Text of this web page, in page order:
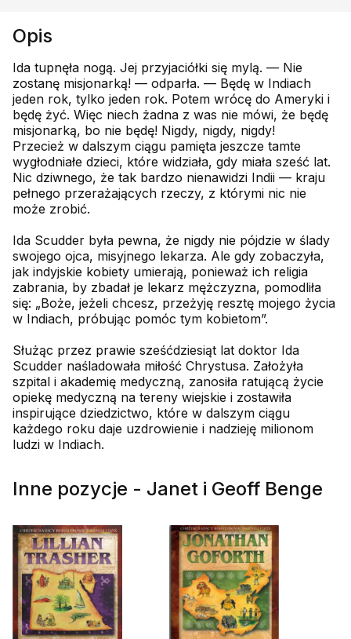
Opis
Ida tupnęła nogą. Jej przyjaciółki się mylą. — Nie
zostanę misjonarką! — odparła. — Będę w Indiach
jeden rok, tylko jeden rok. Potem wrócę do Ameryki i
będę żyć. Więc niech żadna z was nie mówi, że będę
misjonarką, bo nie będę! Nigdy, nigdy, nigdy!
Przecież w dalszym ciągu pamięta jeszcze tamte
wygłodniałe dzieci, które widziała, gdy miała sześć lat.
Nic dziwnego, że tak bardzo nienawidzi Indii — kraju
pełnego przerażających rzeczy, z którymi nic nie
może zrobić.
Ida Scudder była pewna, że nigdy nie pójdzie w ślady
swojego ojca, misyjnego lekarza. Ale gdy zobaczyła,
jak indyjskie kobiety umierają, ponieważ ich religia
zabrania, by zbadał je lekarz mężczyzna, pomodliła
się: „Boże, jeżeli chcesz, przeżyję resztę mojego życia
w Indiach, próbując pomóc tym kobietom”.
Służąc przez prawie sześćdziesiąt lat doktor Ida
Scudder naśladowała miłość Chrystusa. Założyła
szpital i akademię medyczną, zanosiła ratującą życie
opiekę medyczną na tereny wiejskie i zostawiła
inspirujące dziedzictwo, które w dalszym ciągu
każdego roku daje uzdrowienie i nadzieję milionom
ludzi w Indiach.
Inne pozycje - Janet i Geoff Benge